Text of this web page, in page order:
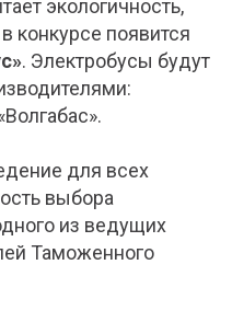
экологичность,
конкурсе появится
. Электробусы будут
для всех
выбора
из ведущих
Таможенного